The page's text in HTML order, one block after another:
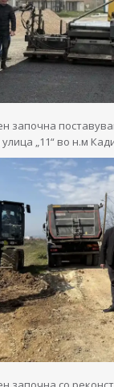
започна
улица „11“ во н.м